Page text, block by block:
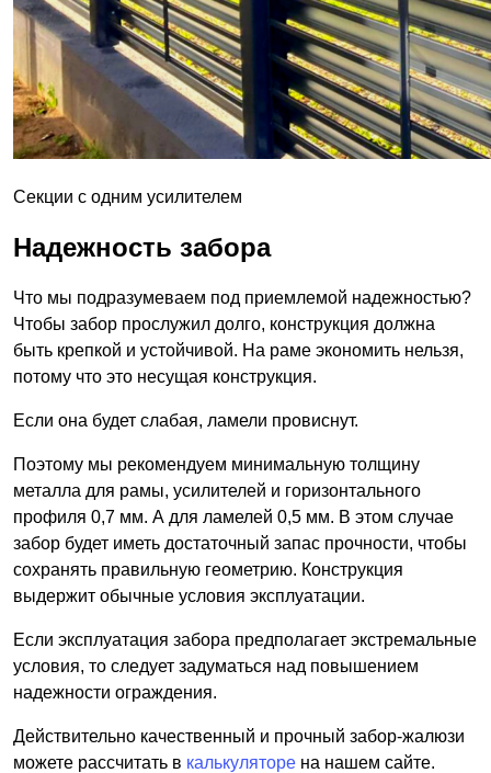
Секции с одним усилителем
Надежность забора
Что мы подразумеваем под приемлемой надежностью?
Чтобы забор прослужил долго, конструкция должна
быть крепкой и устойчивой. На раме экономить нельзя,
потому что это несущая конструкция.
Если она будет слабая, ламели провиснут.
Поэтому мы рекомендуем минимальную толщину
металла для рамы, усилителей и горизонтального
профиля 0,7 мм. А для ламелей 0,5 мм. В этом случае
забор будет иметь достаточный запас прочности, чтобы
сохранять правильную геометрию. Конструкция
выдержит обычные условия эксплуатации.
Если эксплуатация забора предполагает экстремальные
условия, то следует задуматься над повышением
надежности ограждения.
Действительно качественный и прочный забор-жалюзи
можете рассчитать в калькуляторе на нашем сайте.